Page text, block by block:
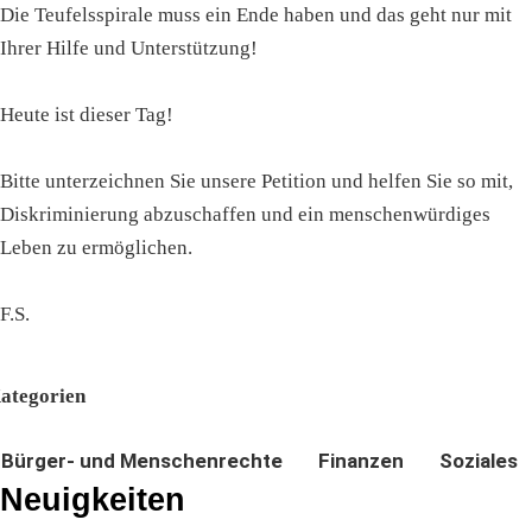
Die Teufelsspirale muss ein Ende haben und das geht nur mit
Ihrer Hilfe und Unterstützung!
Heute ist dieser Tag!
Bitte unterzeichnen Sie unsere Petition und helfen Sie so mit,
Diskriminierung abzuschaffen und ein menschenwürdiges
Leben zu ermöglichen.
F.S.
Bürger- und Menschenrechte Finanzen Soziales
Neuigkeiten